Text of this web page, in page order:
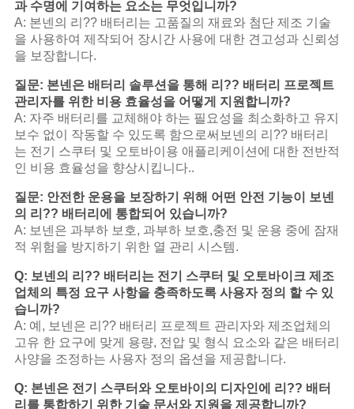
과 수명에 기여하는 요소는 무엇입니까?
A: 본넨의 리?? 배터리는 고품질의 재료와 첨단 제조 기술
을 사용하여 제작되어 장시간 사용에 대한 견고성과 신뢰성
을 보장합니다.
질문: 본넨은 배터리 솔루션을 통해 리?? 배터리 프로젝트
관리자를 위한 비용 효율성을 어떻게 지원합니까?
A: 자주 배터리를 교체해야 하는 필요성을 최소화하고 유지
보수 없이 작동할 수 있도록 함으로써보넨의 리?? 배터리
는 전기 스쿠터 및 오토바이용 애플리케이션에 대한 전반적
인 비용 효율성을 향상시킵니다..
질문: 안전한 운용을 보장하기 위해 어떤 안전 기능이 보넨
의 리?? 배터리에 통합되어 있습니까?
A: 보넨은 과부하 보호, 과부하 보호,충전 및 운용 중에 잠재
적 위험을 방지하기 위한 열 관리 시스템.
Q: 보넨의 리?? 배터리는 전기 스쿠터 및 오토바이크 제조
업체의 특정 요구 사항을 충족하도록 사용자 정의 할 수 있
습니까?
A: 예, 보넨은 리?? 배터리 프로젝트 관리자와 제조업체의
고유 한 요구에 맞게 용량, 전압 및 형식 요소와 같은 배터리
사양을 조정하는 사용자 정의 옵션을 제공합니다.
Q: 본넨은 전기 스쿠터와 오토바이의 디자인에 리?? 배터
리를 통합하기 위한 기술 문서와 지원을 제공합니까?